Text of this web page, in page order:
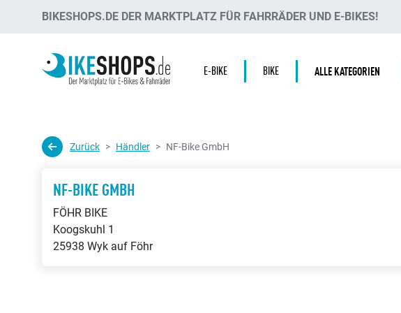
BIKESHOPS.DE DER MARKTPLATZ FÜR FAHRRÄDER UND E-BIKES!
E-BIKE BIKE ALLE KATEGORIEN
Zurück Händler NF-Bike GmbH
NF-BIKE GMBH
FÖHR BIKE
Koogskuhl 1
25938 Wyk auf Föhr